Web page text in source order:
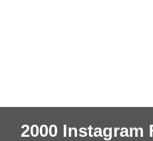
2000 Instagram